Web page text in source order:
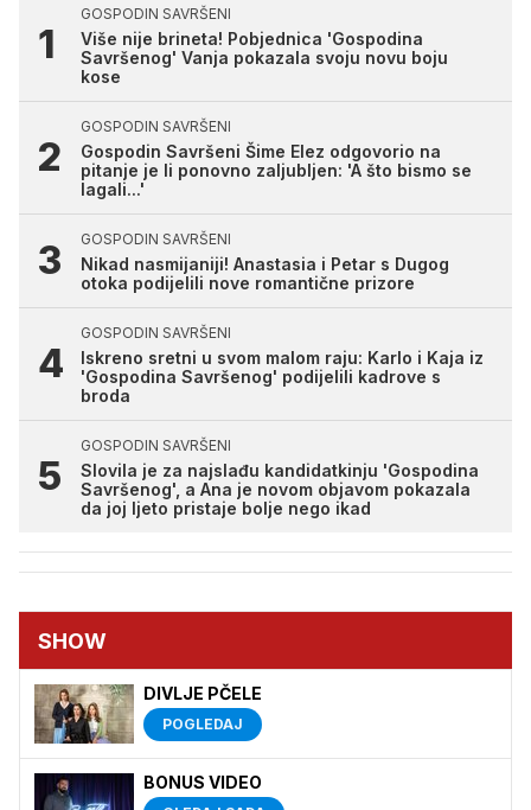
GOSPODIN SAVRŠENI
Više nije brineta! Pobjednica 'Gospodina
Savršenog' Vanja pokazala svoju novu boju
kose
GOSPODIN SAVRŠENI
Gospodin Savršeni Šime Elez odgovorio na
pitanje je li ponovno zaljubljen: 'A što bismo se
lagali...'
GOSPODIN SAVRŠENI
Nikad nasmijaniji! Anastasia i Petar s Dugog
otoka podijelili nove romantične prizore
GOSPODIN SAVRŠENI
Iskreno sretni u svom malom raju: Karlo i Kaja iz
'Gospodina Savršenog' podijelili kadrove s
broda
GOSPODIN SAVRŠENI
Slovila je za najslađu kandidatkinju 'Gospodina
Savršenog', a Ana je novom objavom pokazala
da joj ljeto pristaje bolje nego ikad
SHOW
DIVLJE PČELE
POGLEDAJ
BONUS VIDEO